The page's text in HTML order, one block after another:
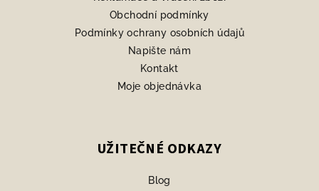
Obchodní podmínky
Podmínky ochrany osobních údajů
Napište nám
Kontakt
Moje objednávka
UŽITEČNÉ ODKAZY
Blog